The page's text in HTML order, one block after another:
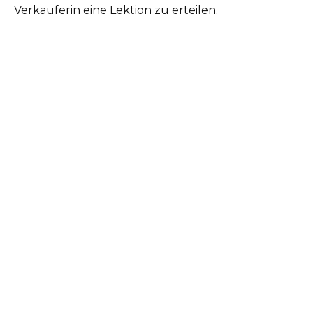
Verkäuferin eine Lektion zu erteilen.